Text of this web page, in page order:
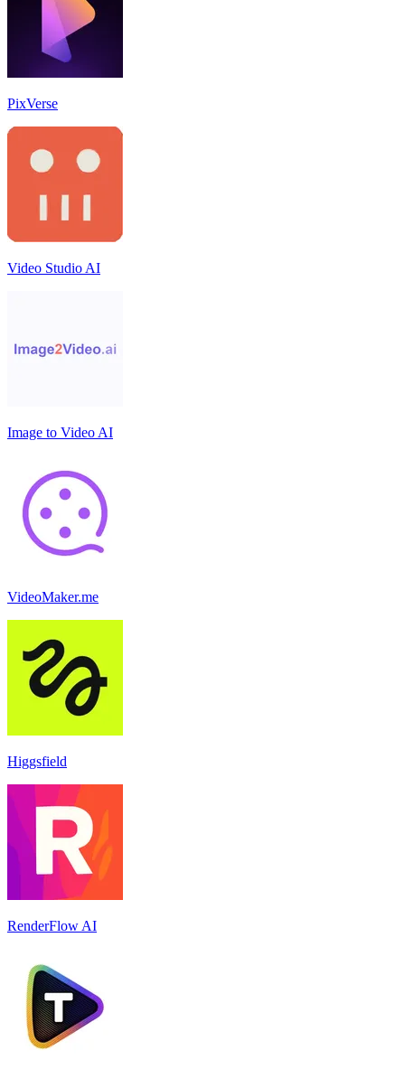
PixVerse
Video Studio AI
Image to Video AI
VideoMaker.me
Higgsfield
RenderFlow AI